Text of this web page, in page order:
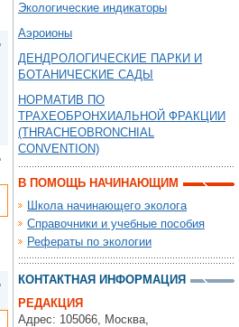
Экологические индикаторы
Аэроионы
ДЕНДРОЛОГИЧЕСКИЕ ПАРКИ И
БОТАНИЧЕСКИЕ САДЫ
НОРМАТИВ ПО
ТРАХЕОБРОНХИАЛЬНОЙ ФРАКЦИИ
(THRACHEOBRONCHIAL
CONVENTION)
В ПОМОЩЬ НАЧИНАЮЩИМ
Школа начинающего эколога
Справочники и учебные пособия
Рефераты по экологии
КОНТАКТНАЯ ИНФОРМАЦИЯ
РЕДАКЦИЯ
Адрес: 105066, Москва,